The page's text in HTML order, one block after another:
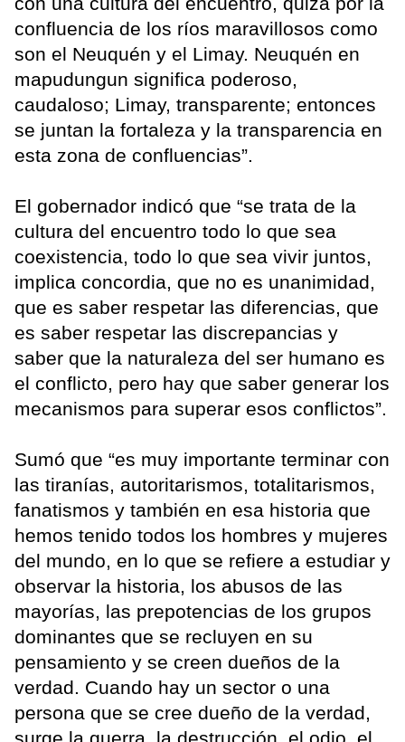
confluencia de los ríos maravillosos como
son el Neuquén y el Limay. Neuquén en
mapudungun significa poderoso,
caudaloso; Limay, transparente; entonces
se juntan la fortaleza y la transparencia en
esta zona de confluencias”.
El gobernador indicó que “se trata de la
cultura del encuentro todo lo que sea
coexistencia, todo lo que sea vivir juntos,
implica concordia, que no es unanimidad,
que es saber respetar las diferencias, que
es saber respetar las discrepancias y
saber que la naturaleza del ser humano es
el conflicto, pero hay que saber generar los
mecanismos para superar esos conflictos”.
Sumó que “es muy importante terminar con
las tiranías, autoritarismos, totalitarismos,
fanatismos y también en esa historia que
hemos tenido todos los hombres y mujeres
del mundo, en lo que se refiere a estudiar y
observar la historia, los abusos de las
mayorías, las prepotencias de los grupos
dominantes que se recluyen en su
pensamiento y se creen dueños de la
verdad. Cuando hay un sector o una
persona que se cree dueño de la verdad,